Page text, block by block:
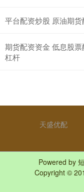
平台配资炒股 原油期
期货配资资金 低息股
杠杆
天盛优配
Powered by
Copyright ©